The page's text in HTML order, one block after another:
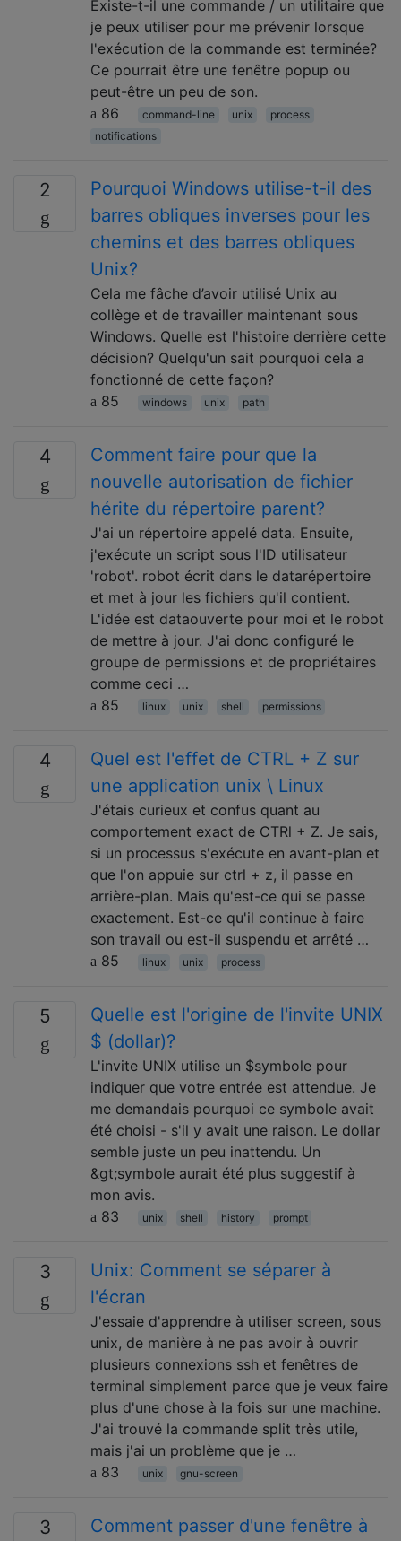
Existe-t-il une commande / un utilitaire que
je peux utiliser pour me prévenir lorsque
l'exécution de la commande est terminée?
Ce pourrait être une fenêtre popup ou
peut-être un peu de son.
86
command-line unix
process
notifications
2
Pourquoi Windows utilise-t-il des
barres obliques inverses pour les
chemins et des barres obliques
Unix?
Cela me fâche d’avoir utilisé Unix au
collège et de travailler maintenant sous
Windows. Quelle est l'histoire derrière cette
décision? Quelqu'un sait pourquoi cela a
fonctionné de cette façon?
85
windows unix path
4
Comment faire pour que la
nouvelle autorisation de fichier
hérite du répertoire parent?
J'ai un répertoire appelé data. Ensuite,
j'exécute un script sous l'ID utilisateur
'robot'. robot écrit dans le datarépertoire
et met à jour les fichiers qu'il contient.
L'idée est dataouverte pour moi et le robot
de mettre à jour. J'ai donc configuré le
groupe de permissions et de propriétaires
comme ceci …
85
linux unix shell permissions
4
Quel est l'effet de CTRL + Z sur
une application unix \ Linux
J'étais curieux et confus quant au
comportement exact de CTRl + Z. Je sais,
si un processus s'exécute en avant-plan et
que l'on appuie sur ctrl + z, il passe en
arrière-plan. Mais qu'est-ce qui se passe
exactement. Est-ce qu'il continue à faire
son travail ou est-il suspendu et arrêté …
85
linux unix process
5
Quelle est l'origine de l'invite UNIX
$ (dollar)?
L'invite UNIX utilise un $symbole pour
indiquer que votre entrée est attendue. Je
me demandais pourquoi ce symbole avait
été choisi - s'il y avait une raison. Le dollar
semble juste un peu inattendu. Un
&gt;symbole aurait été plus suggestif à
mon avis.
83
unix shell history prompt
3
Unix: Comment se séparer à
l'écran
J'essaie d'apprendre à utiliser screen, sous
unix, de manière à ne pas avoir à ouvrir
plusieurs connexions ssh et fenêtres de
terminal simplement parce que je veux faire
plus d'une chose à la fois sur une machine.
J'ai trouvé la commande split très utile,
mais j'ai un problème que je …
83
unix gnu-screen
3
Comment passer d'une fenêtre à